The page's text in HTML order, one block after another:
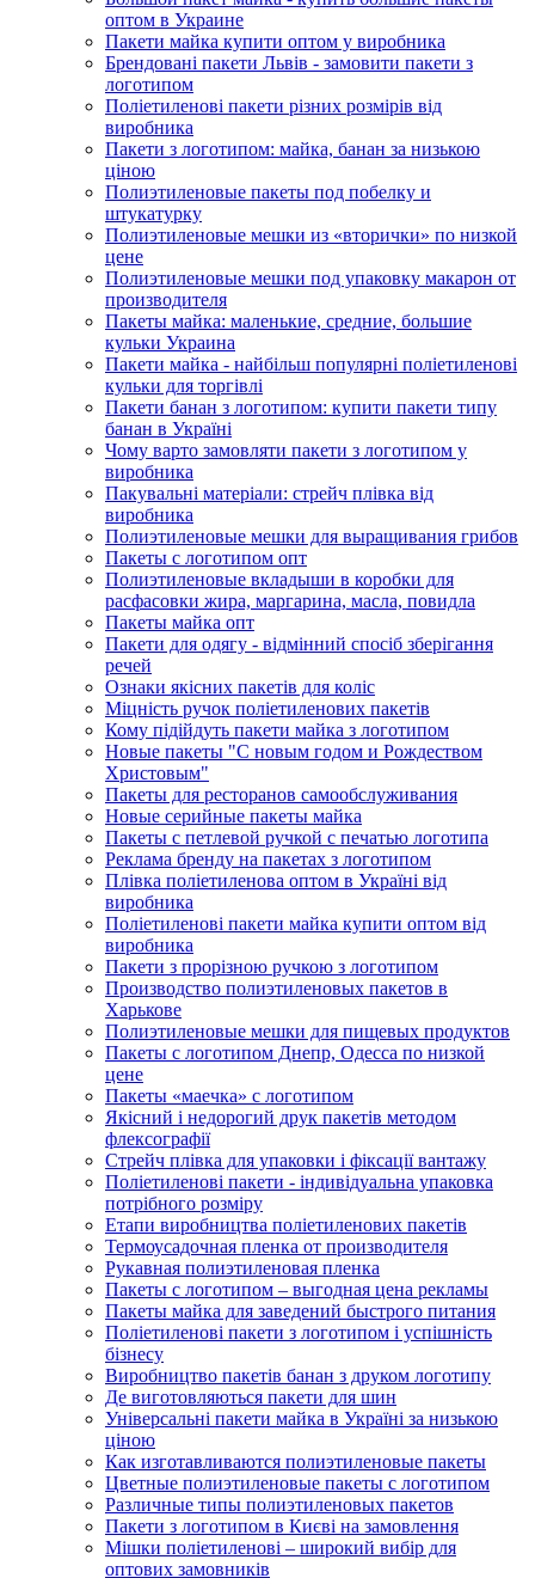
оптом в Украине
Пакети майка купити оптом у виробника
Брендовані пакети Львів - замовити пакети з
логотипом
Поліетиленові пакети різних розмірів від
виробника
Пакети з логотипом: майка, банан за низькою
ціною
Полиэтиленовые пакеты под побелку и
штукатурку
Полиэтиленовые мешки из «вторички» по низкой
цене
Полиэтиленовые мешки под упаковку макарон от
производителя
Пакеты майка: маленькие, средние, большие
кульки Украина
Пакети майка - найбільш популярні поліетиленові
кульки для торгівлі
Пакети банан з логотипом: купити пакети типу
банан в Україні
Чому варто замовляти пакети з логотипом у
виробника
Пакувальні матеріали: стрейч плівка від
виробника
Полиэтиленовые мешки для выращивания грибов
Пакеты с логотипом опт
Полиэтиленовые вкладыши в коробки для
расфасовки жира, маргарина, масла, повидла
Пакеты майка опт
Пакети для одягу - відмінний спосіб зберігання
речей
Ознаки якісних пакетів для коліс
Міцність ручок поліетиленових пакетів
Кому підійдуть пакети майка з логотипом
Новые пакеты "С новым годом и Рождеством
Христовым"
Пакеты для ресторанов самообслуживания
Новые серийные пакеты майка
Пакеты с петлевой ручкой с печатью логотипа
Реклама бренду на пакетах з логотипом
Плівка поліетиленова оптом в Україні від
виробника
Поліетиленові пакети майка купити оптом від
виробника
Пакети з прорізною ручкою з логотипом
Производство полиэтиленовых пакетов в
Харькове
Полиэтиленовые мешки для пищевых продуктов
Пакеты с логотипом Днепр, Одесса по низкой
цене
Пакеты «маечка» с логотипом
Якісний і недорогий друк пакетів методом
флексографії
Стрейч плівка для упаковки і фіксації вантажу
Поліетиленові пакети - індивідуальна упаковка
потрібного розміру
Етапи виробництва поліетиленових пакетів
Термоусадочная пленка от производителя
Рукавная полиэтиленовая пленка
Пакеты с логотипом – выгодная цена рекламы
Пакеты майка для заведений быстрого питания
Поліетиленові пакети з логотипом і успішність
бізнесу
Виробництво пакетів банан з друком логотипу
Де виготовляються пакети для шин
Універсальні пакети майка в Україні за низькою
ціною
Как изготавливаются полиэтиленовые пакеты
Цветные полиэтиленовые пакеты с логотипом
Различные типы полиэтиленовых пакетов
Пакети з логотипом в Києві на замовлення
Мішки поліетиленові – широкий вибір для
оптових замовників